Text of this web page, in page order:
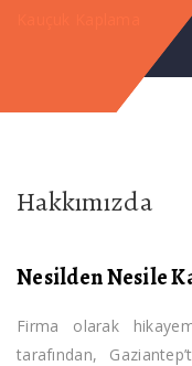
Hakkımızda
Nesilden Nesile
Firma olarak
tarafından,